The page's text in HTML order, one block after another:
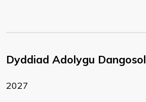
Dyddiad Adolygu Dangosol
2027